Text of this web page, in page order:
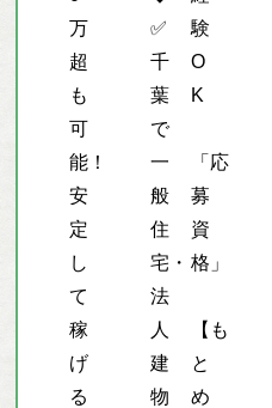
万
超
も
可
能！
安
定
し
て
稼
げ
る
✅
千
葉
で
一
般
住
宅・
法
人
建
物
験
O
K
「応
募
資
格」
【も
と
め